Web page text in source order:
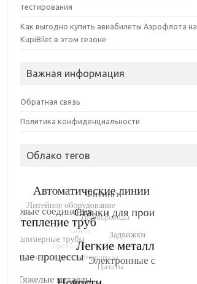
тестирования
Как выгодно купить авиабилеты Аэрофлота на
KupiBilet в этом сезоне
Важная информация
Обратная связь
Политика конфиденциальности
Облако тегов